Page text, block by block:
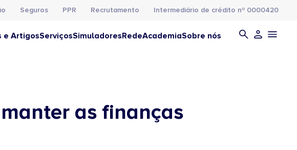
Seguros PPR Recrutamento Intermediário de crédito nº 0000420
e ArtigosServiçosSimuladoresRedeAcademiaSobre nós
as finanças